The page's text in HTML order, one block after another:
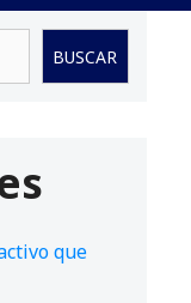
BUSCAR
que